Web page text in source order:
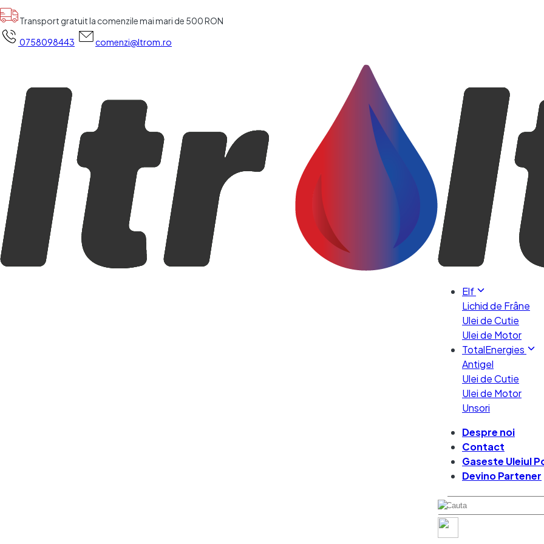
Transport gratuit la comenzile mai mari de 500 RON
0758098443
comenzi@ltrom.ro
Elf
Lichid de Frâne
Ulei de Cutie
Ulei de Motor
TotalEnergies
Antigel
Ulei de Cutie
Ulei de Motor
Unsori
Despre noi
Contact
Gaseste Uleiul
Devino Partener